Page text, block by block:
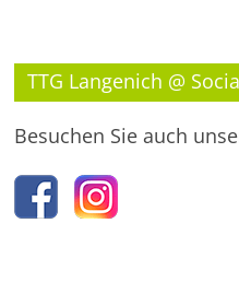
TTG Langenich @
Besuchen Sie auch